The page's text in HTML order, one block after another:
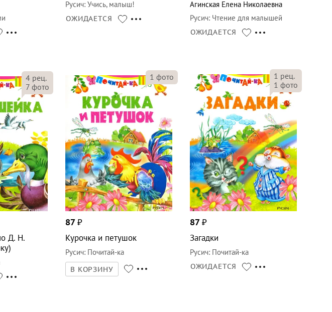
Русич:Учись, малыш!
ОЖИДАЕТСЯ
Агинская Елена Николаевна
Русич: Чтение для малышей
ОЖИДАЕТСЯ
4 рец.
7 фото
Д. Н.
1 фото
87₽
Курочка и петушок
Русич: Почитай-ка
В КОРЗИНУ
1 рец.
1 фото
87 ₽
Загадки
Русич: Почитай-ка
ОЖИДАЕТСЯ